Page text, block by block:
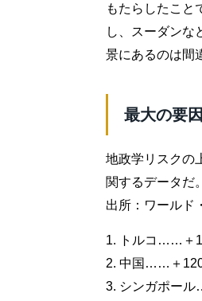
もたらしたこと
し、スーダンな
景にあるのは間
最大の要
地政学リスクの
関するデータだ
出所：ワールド
1. トルコ……＋
2. 中国……＋
3. シンガポー